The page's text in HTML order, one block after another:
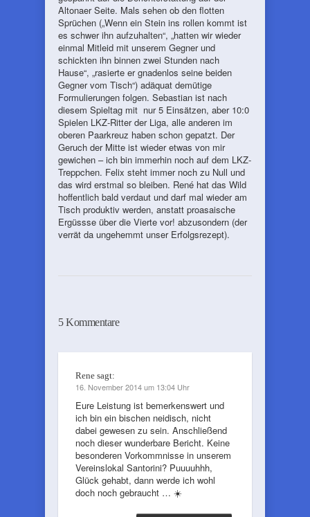
Altonaer Seite. Mals sehen ob den flotten
Sprüchen („Wenn ein Stein ins rollen kommt ist
es schwer ihn aufzuhalten“, „hatten wir wieder
einmal Mitleid mit unserem Gegner und
schickten ihn binnen zwei Stunden nach
Hause“, „rasierte er gnadenlos seine beiden
Gegner vom Tisch“) adäquat demütige
Formulierungen folgen. Sebastian ist nach
diesem Spieltag mit nur 5 Einsätzen, aber 10:0
Spielen LKZ-Ritter der Liga, alle anderen im
oberen Paarkreuz haben schon gepatzt. Der
Geruch der Mitte ist wieder etwas von mir
gewichen – ich bin immerhin noch auf dem LKZ-
Treppchen. Felix steht immer noch zu Null und
das wird erstmal so bleiben. René hat das Wild
hoffentlich bald verdaut und darf mal wieder am
Tisch produktiv werden, anstatt proasaische
Ergüssse über die Vierte vor! abzusondern (der
verrät da ungehemmt unser Erfolgsrezept).
5 Kommentare
Rene sagt:
16. November 2014 um 13:04 Uhr
Eure Leistung ist bemerkenswert und
ich bin ein bischen neidisch, nicht
dabei gewesen zu sein. Anschließend
noch dieser wunderbare Bericht. Keine
besonderen Vorkommnisse in unserem
Vereinslokal Santorini? Puuuuhhh,
Glück gehabt, dann werde ich wohl
doch noch gebraucht … ☀️